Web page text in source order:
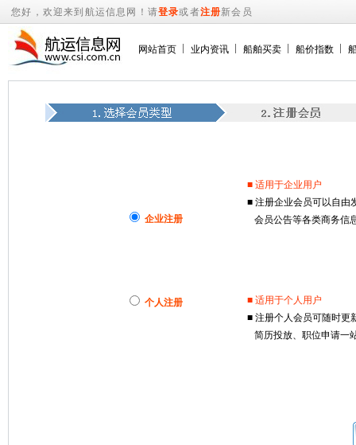
您好，欢迎来到航运信息网！请登录或者注册新会员
网站首页 业内资讯 船舶买卖 船价指数
企业注册
个人注册
■ 适用于企业用户
■ 注册企业会员可以自由
会员公告等各类商务信
■ 适用于个人用户
■ 注册个人会员可随时更
简历投放、职位申请一